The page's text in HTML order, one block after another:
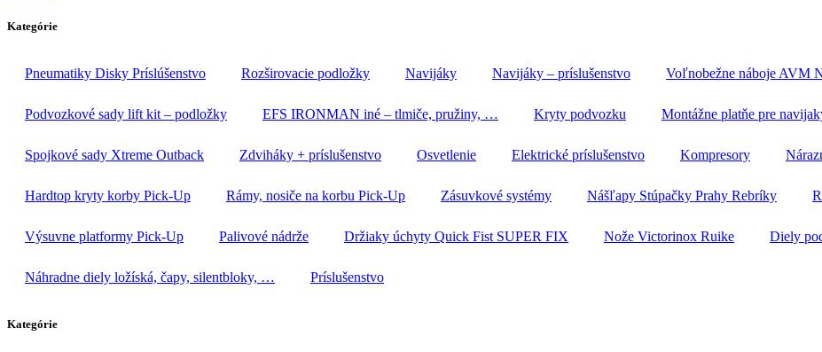
Kategórie
Pneumatiky Disky Príslúšenstvo Rozširovacie podložky Navijáky Navijáky – príslušenstvo Voľnobežne náboje AVM
Podvozkové sady lift kit – podložky EFS IRONMAN iné – tlmiče, pružiny, … Kryty podvozku Montážne platňe pre
Spojkové sady Xtreme Outback Zdviháky + príslušenstvo Osvetlenie Elektrické príslušenstvo Kompresory
Hardtop kryty korby Pick-Up Rámy, nosiče na korbu Pick-Up Zásuvkové systémy Nášľapy Stúpačky Prahy Rebríky
Výsuvne platformy Pick-Up Palivové nádrže Držiaky úchyty Quick Fist SUPER FIX Nože Victorinox Ruike Diely
Náhradne diely ložíská, čapy, silentbloky, … Príslušenstvo
Kategórie